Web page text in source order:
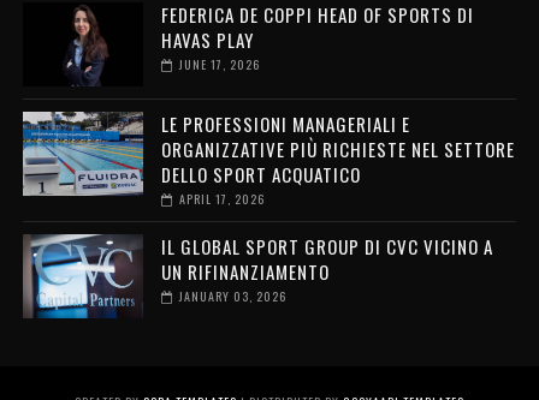
FEDERICA DE COPPI HEAD OF SPORTS DI
HAVAS PLAY
JUNE 17, 2026
LE PROFESSIONI MANAGERIALI E
ORGANIZZATIVE PIÙ RICHIESTE NEL SETTORE
DELLO SPORT ACQUATICO
APRIL 17, 2026
IL GLOBAL SPORT GROUP DI CVC VICINO A
UN RIFINANZIAMENTO
JANUARY 03, 2026